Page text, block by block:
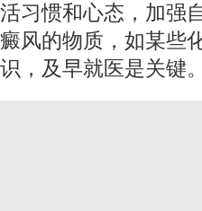
活习惯和心态，加强
癜风的物质，如某些
识，及早就医是关键。